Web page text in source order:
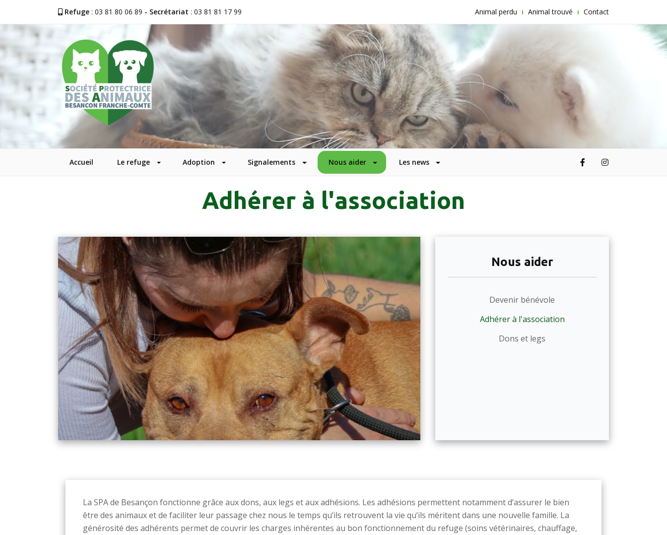
Refuge : 03 81 80 06 89 - Secrétariat : 03 81 81 17 99 Animal perdu Animal trouvé Contact
Accueil Le refuge Adoption Signalements Nous aider Les news
Adhérer à l'association
Nous aider
Devenir bénévole
Adhérer à l'association
Dons et legs
La SPA de Besançon fonctionne grâce aux dons, aux legs et aux adhésions. Les adhésions permettent notamment d’assurer le bien
être des animaux et de faciliter leur passage chez nous le temps qu’ils retrouvent la vie qu’ils méritent dans une nouvelle famille. La
générosité des adhérents permet de couvrir les charges inhérentes au bon fonctionnement du refuge (soins vétérinaires, chauffage,